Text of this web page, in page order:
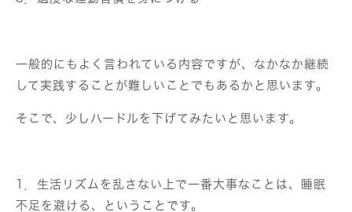
一般的にもよく言われている内容ですが、なかなか継続
して実践することが難しいことでもあるかと思います。
そこで、少しハードルを下げてみたいと思います。
1．生活リズムを乱さない上で一番大事なことは、睡眠
不足を避ける、ということです。